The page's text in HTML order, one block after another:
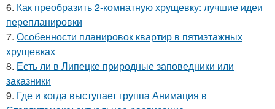
6. Как преобразить 2-комнатную хрущевку: лучшие идеи
перепланировки
7. Особенности планировок квартир в пятиэтажных
хрущевках
8. Есть ли в Липецке природные заповедники или
заказники
9. Где и когда выступает группа Анимация в